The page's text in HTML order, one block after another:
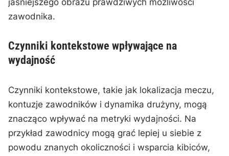
jaśniejszego obrazu prawdziwych możliwości
zawodnika.
Czynniki kontekstowe wpływające na
wydajność
Czynniki kontekstowe, takie jak lokalizacja meczu,
kontuzje zawodników i dynamika drużyny, mogą
znacząco wpływać na metryki wydajności. Na
przykład zawodnicy mogą grać lepiej u siebie z
powodu znanych okoliczności i wsparcia kibiców,